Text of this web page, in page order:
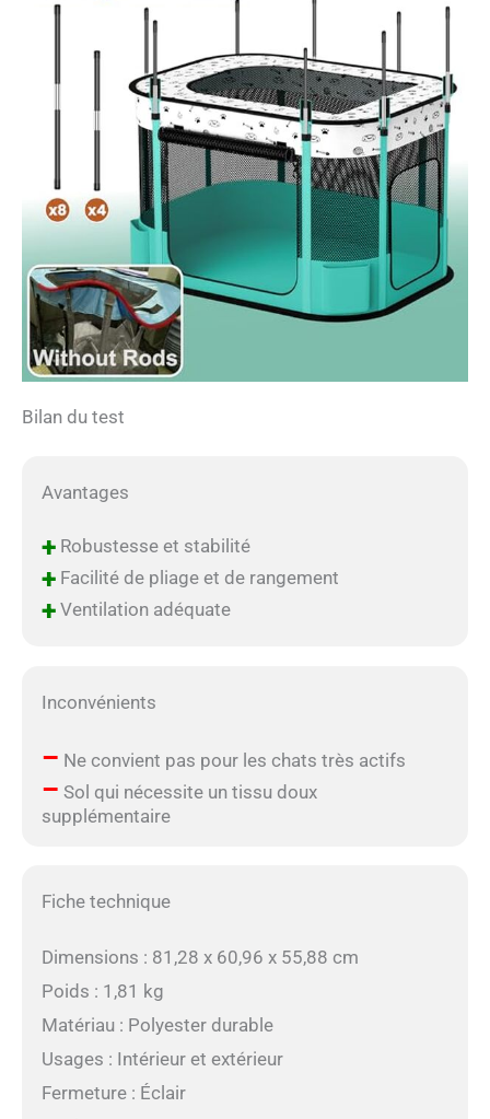
Bilan du test
Avantages
+Robustesse et stabilité
+Facilité de pliage et de rangement
+Ventilation adéquate
Inconvénients
– Ne convient pas pour les chats très actifs
– Sol qui nécessite un tissu doux
supplémentaire
Fiche technique
Dimensions : 81,28 x 60,96 x 55,88 cm
Poids : 1,81 kg
Matériau : Polyester durable
Usages : Intérieur et extérieur
Fermeture : Éclair